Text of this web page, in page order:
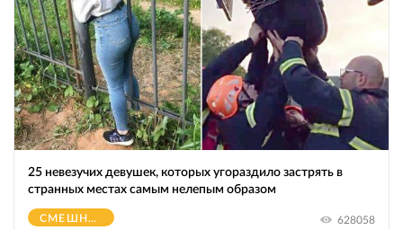
25 невезучих девушек, которых угораздило застрять в
странных местах самым нелепым образом
СМЕШНОЕ 628058